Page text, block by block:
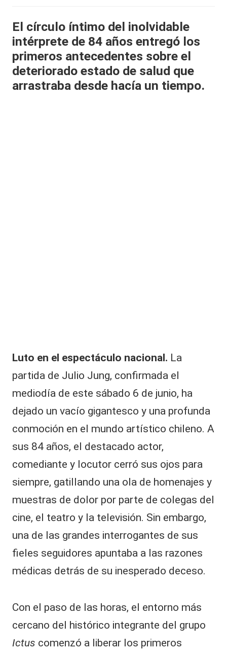
al
it
y
s,
T
El círculo íntimo del inolvidable
intérprete de 84 años entregó los
primeros antecedentes sobre el
deteriorado estado de salud que
arrastraba desde hacía un tiempo.
Luto en el espectáculo nacional. La
partida de Julio Jung, confirmada el
mediodía de este sábado 6 de junio, ha
dejado un vacío gigantesco y una profunda
conmoción en el mundo artístico chileno. A
sus 84 años, el destacado actor,
comediante y locutor cerró sus ojos para
siempre, gatillando una ola de homenajes y
muestras de dolor por parte de colegas del
cine, el teatro y la televisión. Sin embargo,
una de las grandes interrogantes de sus
fieles seguidores apuntaba a las razones
médicas detrás de su inesperado deceso.
Con el paso de las horas, el entorno más
cercano del histórico integrante del grupo
Ictus comenzó a liberar los primeros